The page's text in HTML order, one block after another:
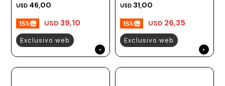
USD 46,00
USD 39,10
Exclusivo web
USD 31,00
USD 26,35
Exclusivo web